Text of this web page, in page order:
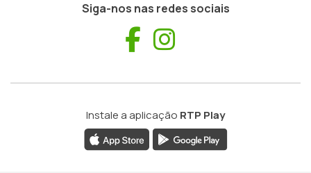
Siga-nos nas redes sociais
Facebook
Instale a aplicação RTP Play